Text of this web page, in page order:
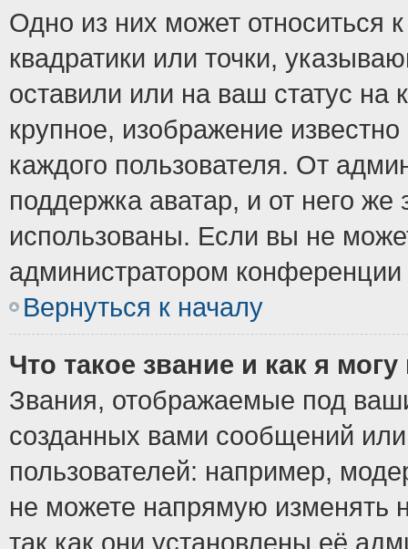
Одно из них может относиться
квадратики или точки,
оставили или на ваш статус
крупное, изображение
каждого пользователя. От
поддержка аватар, и от него же
использованы. Если вы не
администратором
Вернуться к началу
Что такое звание и как я
Звания, отображаемые под
созданных вами сообщений
пользователей: например,
не можете напрямую изменять
так как они установлены её